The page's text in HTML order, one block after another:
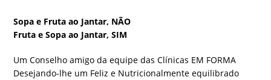
Sopa e Fruta ao Jantar, NÃO
Fruta e Sopa ao Jantar, SIM
Um Conselho amigo da equipe das Clínicas EM FORMA
Desejando-lhe um Feliz e Nutricionalmente equilibrado